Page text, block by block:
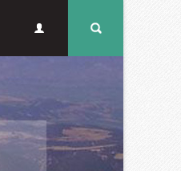
αναζήτησης
μενού